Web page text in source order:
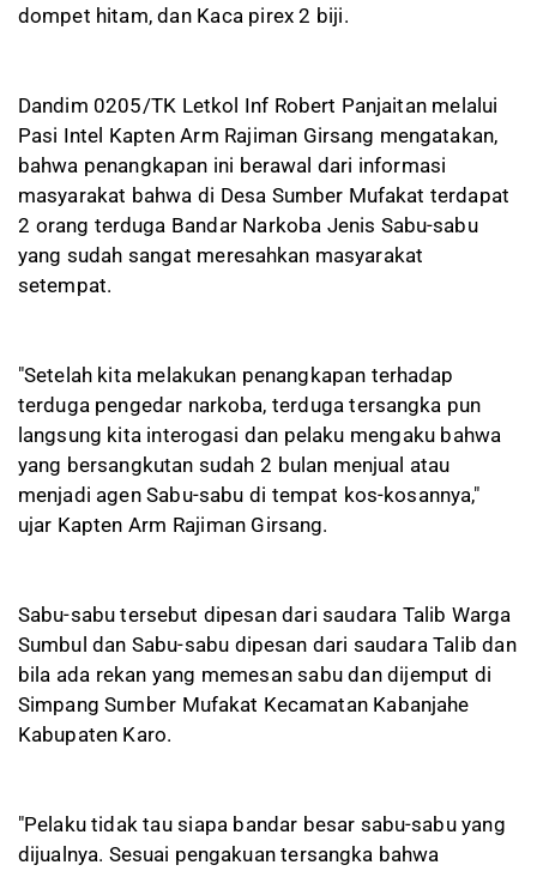
dompet hitam, dan Kaca pirex 2 biji.
Dandim 0205/TK Letkol Inf Robert Panjaitan melalui
Pasi Intel Kapten Arm Rajiman Girsang mengatakan,
bahwa penangkapan ini berawal dari informasi
masyarakat bahwa di Desa Sumber Mufakat terdapat
2 orang terduga Bandar Narkoba Jenis Sabu-sabu
yang sudah sangat meresahkan masyarakat
setempat.
"Setelah kita melakukan penangkapan terhadap
terduga pengedar narkoba, terduga tersangka pun
langsung kita interogasi dan pelaku mengaku bahwa
yang bersangkutan sudah 2 bulan menjual atau
menjadi agen Sabu-sabu di tempat kos-kosannya,"
ujar Kapten Arm Rajiman Girsang.
Sabu-sabu tersebut dipesan dari saudara Talib Warga
Sumbul dan Sabu-sabu dipesan dari saudara Talib dan
bila ada rekan yang memesan sabu dan dijemput di
Simpang Sumber Mufakat Kecamatan Kabanjahe
Kabupaten Karo.
"Pelaku tidak tau siapa bandar besar sabu-sabu yang
dijualnya. Sesuai pengakuan tersangka bahwa